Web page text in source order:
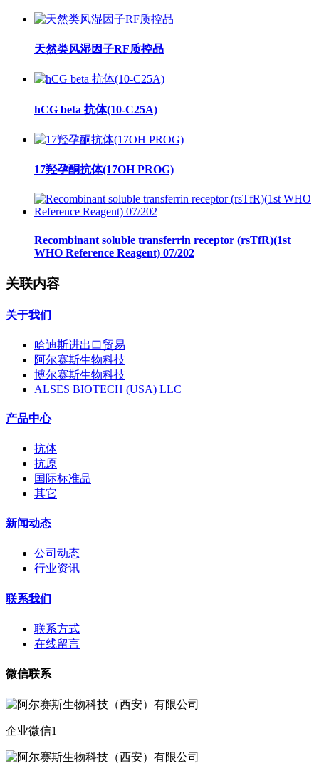
天然类风湿因子RF质控品
hCG beta 抗体(10-C25A)
17羟孕酮抗体(17OH PROG)
Recombinant soluble transferrin receptor (rsTfR)(1st
WHO Reference Reagent) 07/202
关联内容
关于我们
哈迪斯进出口贸易
阿尔赛斯生物科技
博尔赛斯生物科技
ALSES BIOTECH (USA) LLC
产品中心
抗体
抗原
国际标准品
其它
新闻动态
公司动态
行业资讯
联系我们
联系方式
在线留言
微信联系
企业微信1